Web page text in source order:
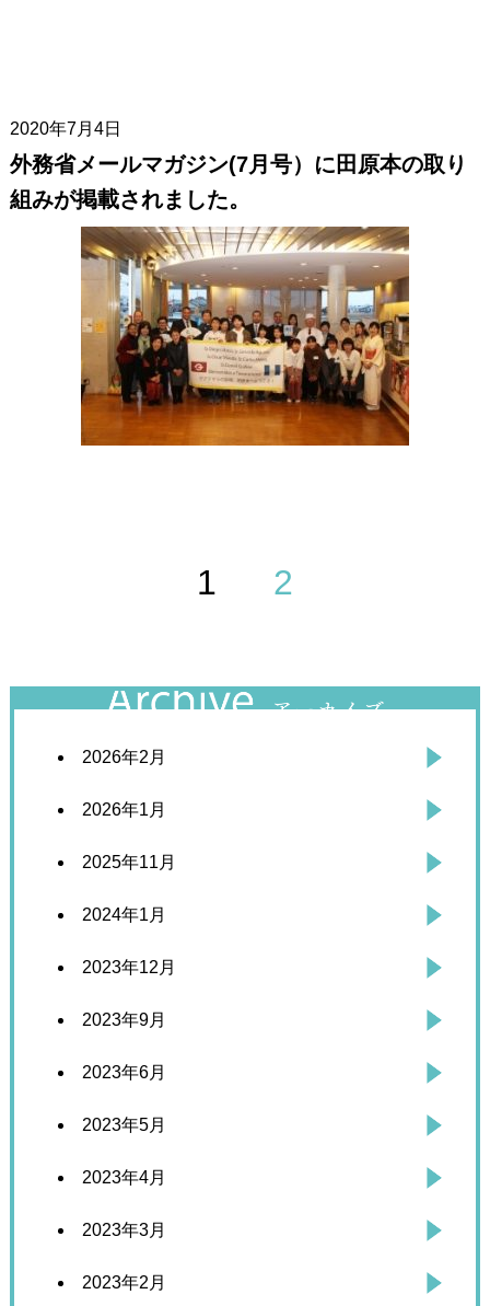
2020年7月4日
外務省メールマガジン(7月号）に田原本の取り
組みが掲載されました。
1 2
2026年2月
2026年1月
2025年11月
2024年1月
2023年12月
2023年9月
2023年6月
2023年5月
2023年4月
2023年3月
2023年2月